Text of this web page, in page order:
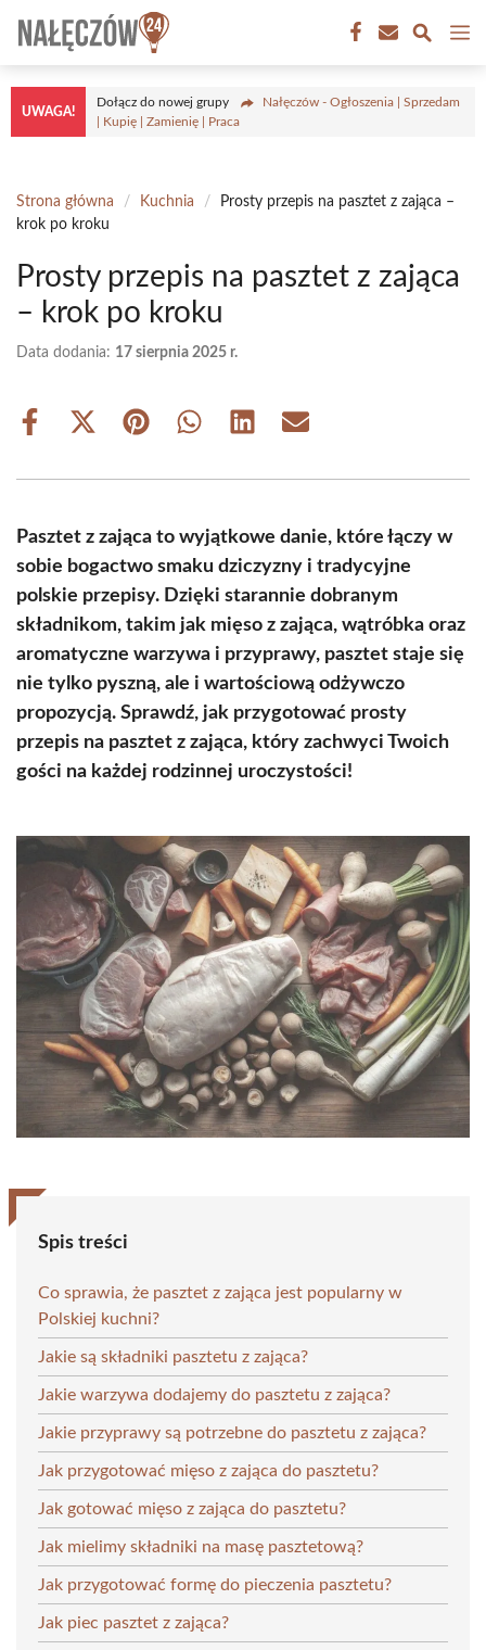
treści
UWAGA!
Dołącz do nowej grupy
Nałęczów - Ogłoszenia | Sprzedam
| Kupię | Zamienię | Praca
Strona główna / Kuchnia /
Prosty przepis na pasztet z zająca –
krok po kroku
Prosty przepis na pasztet z zająca
– krok po kroku
Data dodania: 17 sierpnia 2025 r.
Share
Share
(Twitter)
Share Share Share Share
Pasztet z zająca to wyjątkowe danie, które łączy w
sobie bogactwo smaku dziczyzny i tradycyjne
polskie przepisy. Dzięki starannie dobranym
składnikom, takim jak mięso z zająca, wątróbka oraz
aromatyczne warzywa i przyprawy, pasztet staje się
nie tylko pyszną, ale i wartościową odżywczo
propozycją. Sprawdź, jak przygotować prosty
przepis na pasztet z zająca, który zachwyci Twoich
gości na każdej rodzinnej uroczystości!
Spis treści
Co sprawia, że pasztet z zająca jest popularny w
Polskiej kuchni?
Jakie są składniki pasztetu z zająca?
Jakie warzywa dodajemy do pasztetu z zająca?
Jakie przyprawy są potrzebne do pasztetu z zająca?
Jak przygotować mięso z zająca do pasztetu?
Jak gotować mięso z zająca do pasztetu?
Jak mielimy składniki na masę pasztetową?
Jak przygotować formę do pieczenia pasztetu?
Jak piec pasztet z zająca?